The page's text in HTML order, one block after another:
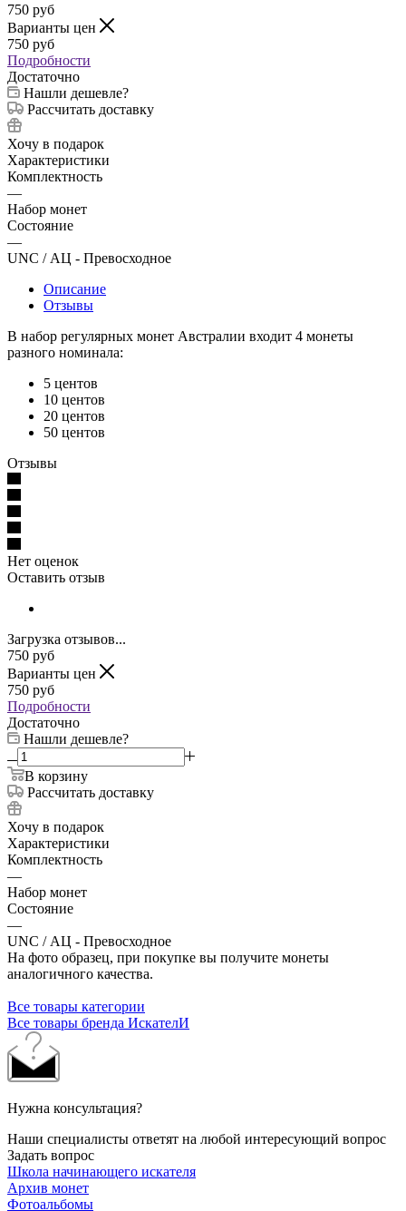
750 руб
Варианты цен
750 руб
Подробности
Достаточно
Нашли дешевле?
Рассчитать доставку
Хочу в подарок
Характеристики
Комплектность
—
Набор монет
Состояние
—
UNC / АЦ - Превосходное
Описание
Отзывы
В набор регулярных монет Австралии входит 4 монеты
разного номинала:
5 центов
10 центов
20 центов
50 центов
Отзывы
Нет оценок
Оставить отзыв
Загрузка отзывов...
750 руб
Варианты цен
750 руб
Подробности
Достаточно
Нашли дешевле?
В корзину
Рассчитать доставку
Хочу в подарок
Характеристики
Комплектность
—
Набор монет
Состояние
—
UNC / АЦ - Превосходное
На фото образец, при покупке вы получите монеты
аналогичного качества.
Все товары категории
Все товары бренда ИскателИ
Нужна консультация?
Наши специалисты ответят на любой интересующий вопрос
Задать вопрос
Школа начинающего искателя
Архив монет
Фотоальбомы